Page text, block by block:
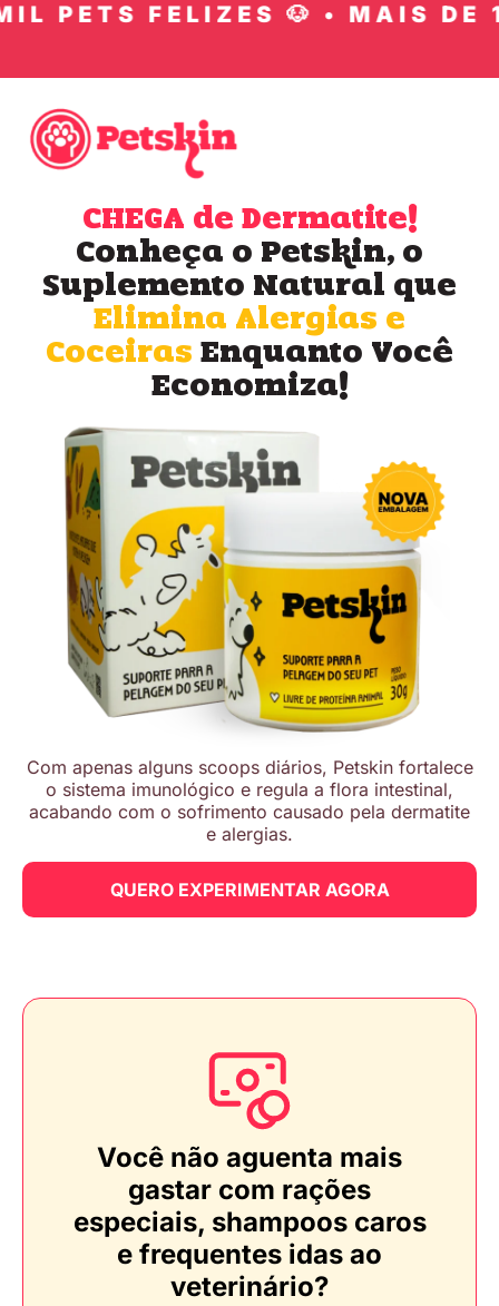
PETS FELIZES 🐶 • MAIS DE
CHEGA de Dermatite!
Conheça o Petskin, o
Suplemento Natural que
Elimina Alergias e
CoceirasEnquanto Você
Economiza!
Com apenas alguns scoops diários, Petskin fortalece
o sistema imunológico e regula a flora intestinal,
acabando com o sofrimento causado pela dermatite
e alergias.
QUERO EXPERIMENTAR AGORA
Você não aguenta mais
gastar com rações
especiais, shampoos caros
e frequentes idas ao
veterinário?